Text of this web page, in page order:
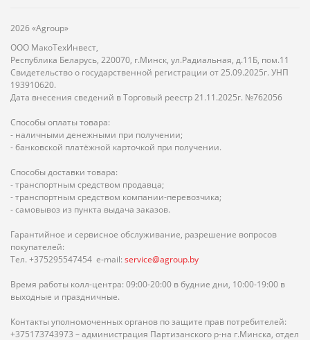
2026 «Agroup»
ООО МакоТехИнвест,
Республика Беларусь, 220070, г.Минск, ул.Радиальная, д.11Б, пом.11
Свидетельство о государственной регистрации от 25.09.2025г. УНП
193910620.
Дата внесения сведений в Торговый реестр 21.11.2025г. №762056
Способы оплаты товара:
- наличными денежными при получении;
- банковской платёжной карточкой при получении.
Способы доставки товара:
- транспортным средством продавца;
- транспортным средством компании-перевозчика;
- самовывоз из пункта выдача заказов.
Гарантийное и сервисное обслуживание, разрешение вопросов
покупателей:
Тел. +375295547454 e-mail: service@agroup.by
Время работы колл-центра: 09:00-20:00 в будние дни, 10:00-19:00 в
выходные и праздничные.
Контакты уполномоченных органов по защите прав потребителей:
+375173743973 – администрация Партизанского р-на г.Минска, отдел